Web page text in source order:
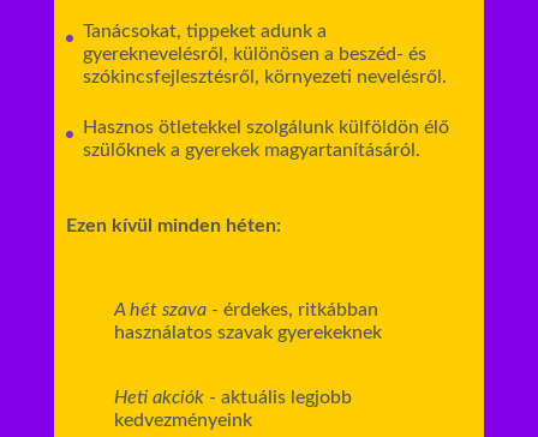
Tanácsokat, tippeket adunk a
gyereknevelésről, különösen a beszéd- és
szókincsfejlesztésről, környezeti nevelésről.
Hasznos ötletekkel szolgálunk külföldön élő
szülőknek a gyerekek magyartanításáról.
Ezen kívül minden héten:
A hét szava- érdekes, ritkábban
használatos szavak gyerekeknek
Heti akciók- aktuális legjobb
kedvezményeink